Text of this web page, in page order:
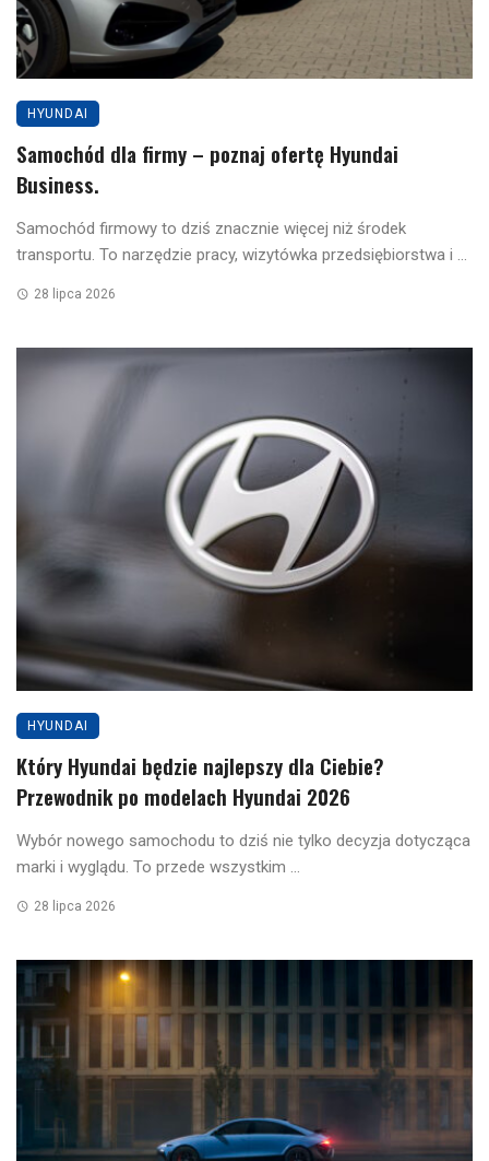
HYUNDAI
Samochód dla firmy – poznaj ofertę Hyundai
Business.
Samochód firmowy to dziś znacznie więcej niż środek
transportu. To narzędzie pracy, wizytówka przedsiębiorstwa i ...
28 lipca 2026
HYUNDAI
Który Hyundai będzie najlepszy dla Ciebie?
Przewodnik po modelach Hyundai 2026
Wybór nowego samochodu to dziś nie tylko decyzja dotycząca
marki i wyglądu. To przede wszystkim ...
28 lipca 2026